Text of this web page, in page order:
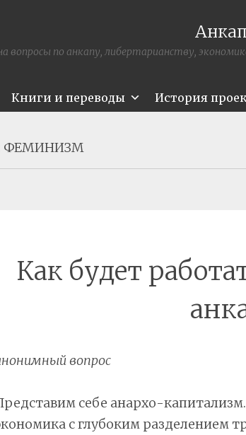
вопросы по анкапу, либертарианству,
Книги и переводы История
ФЕМИНИЗМ
Как будет
вопрос
себе анархо-
с глубоким разделением